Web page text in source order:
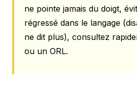
ne pointe jamais du doigt,
régressé dans le langage
ne dit plus), consultez
ou un ORL.